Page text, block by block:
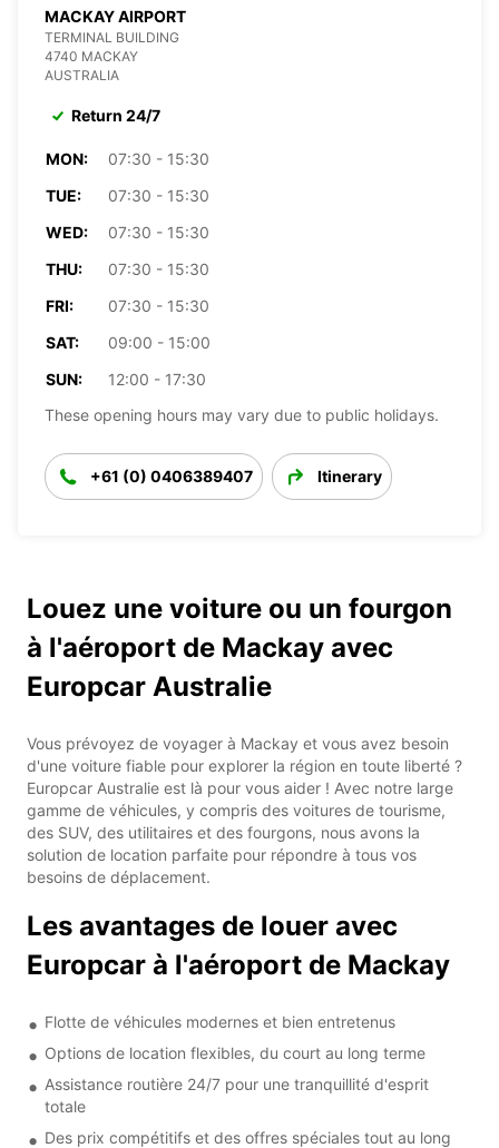
MACKAY AIRPORT
TERMINAL BUILDING
4740 MACKAY
AUSTRALIA
Return 24/7
MON:
07:30 - 15:30
TUE:
07:30 - 15:30
WED:
07:30 - 15:30
THU:
07:30 - 15:30
FRI:
07:30 - 15:30
SAT:
09:00 - 15:00
SUN:
12:00 - 17:30
These opening hours may vary due to public holidays.
+61 (0) 0406389407 Itinerary
Louez une voiture ou un fourgon
à l'aéroport de Mackay avec
Europcar Australie
Vous prévoyez de voyager à Mackay et vous avez besoin
d'une voiture fiable pour explorer la région en toute liberté ?
Europcar Australie est là pour vous aider ! Avec notre large
gamme de véhicules, y compris des voitures de tourisme,
des SUV, des utilitaires et des fourgons, nous avons la
solution de location parfaite pour répondre à tous vos
besoins de déplacement.
Les avantages de louer avec
Europcar à l'aéroport de Mackay
Flotte de véhicules modernes et bien entretenus
Options de location flexibles, du court au long terme
Assistance routière 24/7 pour une tranquillité d'esprit
totale
Des prix compétitifs et des offres spéciales tout au long